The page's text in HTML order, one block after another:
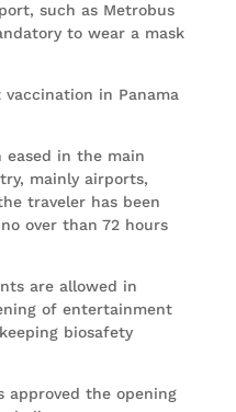
such as Metrobus
to wear a mask
in Panama
eased in the main
mainly airports,
traveler has been
over than 72 hours
are allowed in
of entertainment
biosafety
approved the opening